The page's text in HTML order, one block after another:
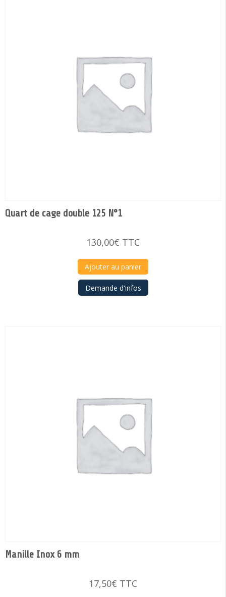
Quart de cage double 125 N°1
130,00€ TTC
Ajouter au panier
Demande d'infos
Manille Inox 6 mm
17,50€ TTC